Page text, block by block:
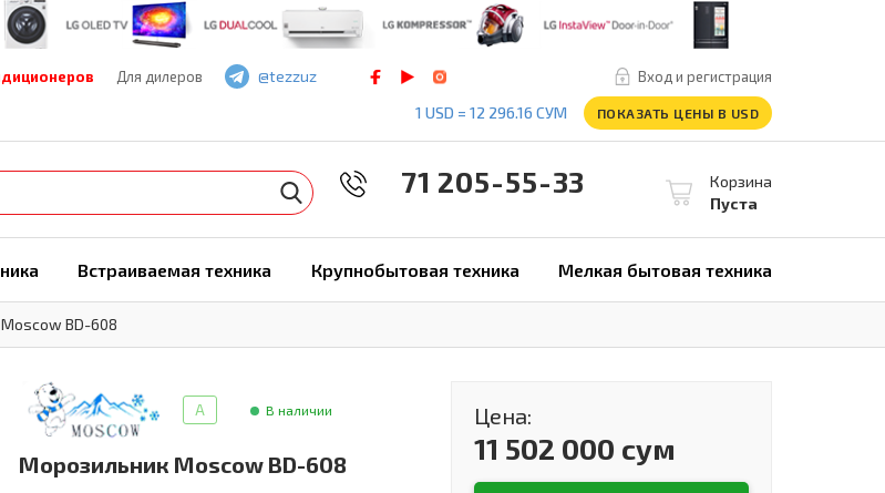
Для дилеров Вход и регистрация
@tezzuz
1 USD = 12 296.16 СУМ
ПОКАЗАТЬ ЦЕНЫ В USD
Корзина
Пуста
71 205-55-33
Встраиваемая техника Крупнобытовая техника Мелкая бытовая техника
BD-608
A В наличии
Морозильник Moscow BD-608
Цена:
11 502 000 сум